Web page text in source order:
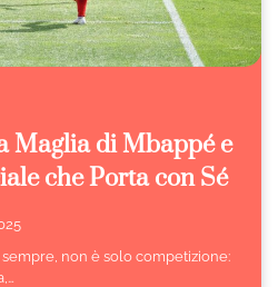
Maglia di Mbappé e
che Porta con Sé
non è solo competizione: